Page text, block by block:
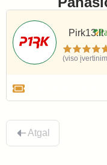
Pirk13.lt
(viso
Atgal